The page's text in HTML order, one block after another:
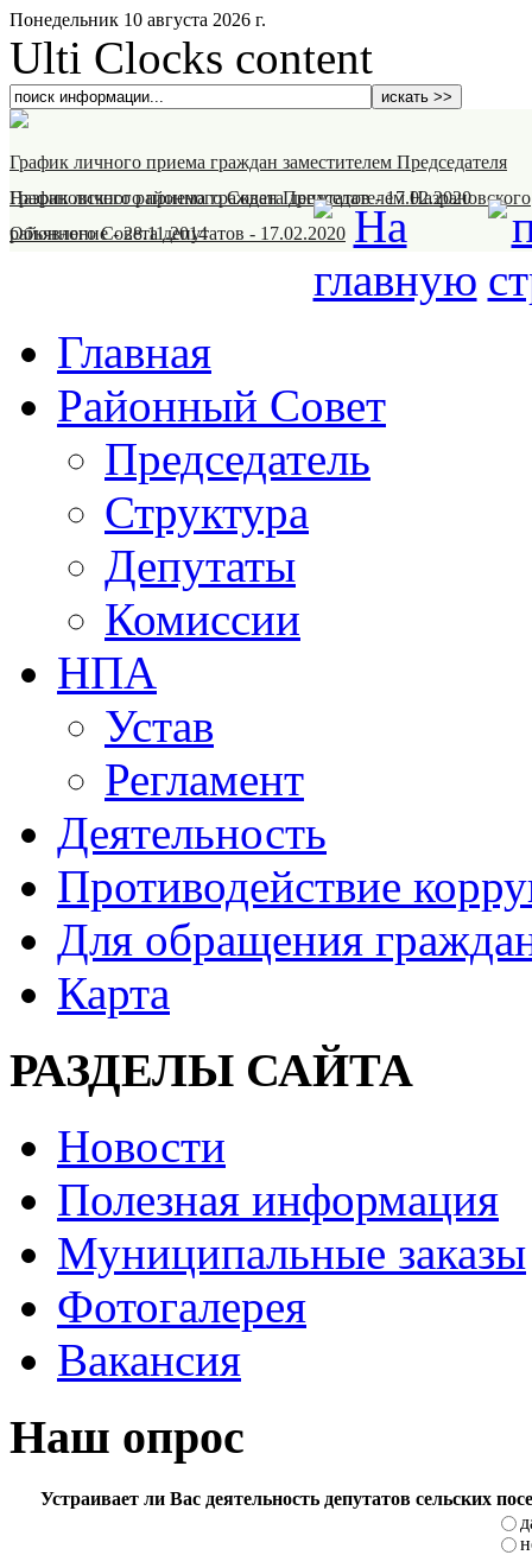
Понедельник 10 августа 2026 г.
Ulti Clocks content
График личного приема граждан заместителем Председателя
Назрановского районного Совета депутатов-17.02.2020
График личного приема граждан Председателем Назрановского
районного Совета депутатов - 17.02.2020
Объявление-28.11.2014
Главная
Районный Совет
Председатель
Структура
Депутаты
Комиссии
НПА
Устав
Регламент
Деятельность
Противодействие
Для обращения
Карта
РАЗДЕЛЫ САЙТА
Новости
Полезная информация
Муниципальные заказы
Фотогалерея
Вакансия
Наш опрос
Устраивает ли Вас деятельность депутатов сельских